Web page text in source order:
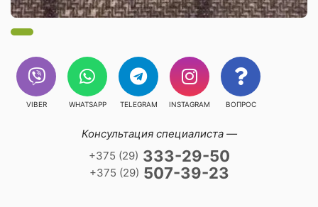
VIBER WHATSAPP TELEGRAM INSTAGRAM ВОПРОС
Консультация специалиста —
+375 (29) 333-29-50
+375 (29) 507-39-23